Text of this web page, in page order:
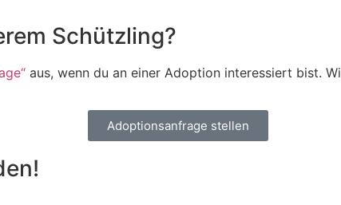
Schützling?
aus, wenn du an einer Adoption interessiert bist.
Adoptionsanfrage stellen